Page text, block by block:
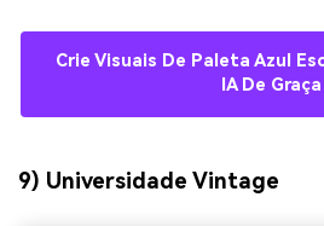
Crie Visuais De Paleta Azul
IA De Graça
9) Universidade Vintage